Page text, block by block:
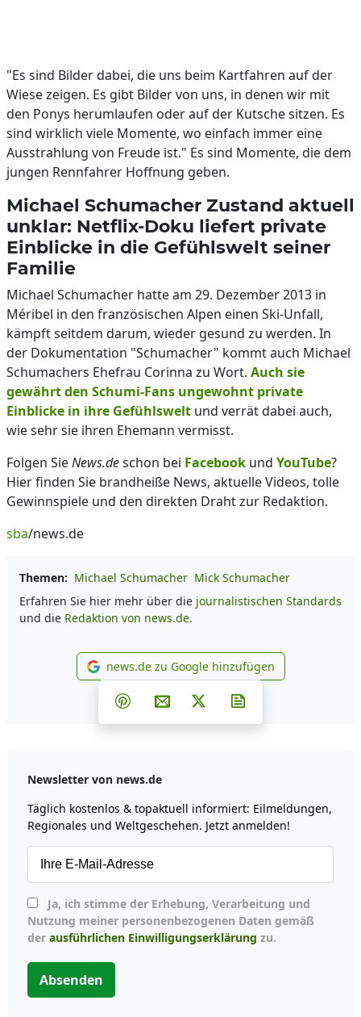
"Es sind Bilder dabei, die uns beim Kartfahren auf der
Wiese zeigen. Es gibt Bilder von uns, in denen wir mit
den Ponys herumlaufen oder auf der Kutsche sitzen. Es
sind wirklich viele Momente, wo einfach immer eine
Ausstrahlung von Freude ist." Es sind Momente, die dem
jungen Rennfahrer Hoffnung geben.
Michael Schumacher Zustand aktuell
unklar: Netflix-Doku liefert private
Einblicke in die Gefühlswelt seiner
Familie
Michael Schumacher hatte am 29. Dezember 2013 in
Méribel in den französischen Alpen einen Ski-Unfall,
kämpft seitdem darum, wieder gesund zu werden. In
der Dokumentation "Schumacher" kommt auch Michael
Schumachers Ehefrau Corinna zu Wort. Auch sie
gewährt den Schumi-Fans ungewohnt private
Einblicke in ihre Gefühlswelt und verrät dabei auch,
wie sehr sie ihren Ehemann vermisst.
Folgen SieNews.deschon bei Facebook und YouTube?
Hier finden Sie brandheiße News, aktuelle Videos, tolle
Gewinnspiele und den direkten Draht zur Redaktion.
sba/news.de
Themen: Michael Schumacher Mick Schumacher
Erfahren Sie hier mehr über die journalistischen Standards
und die Redaktion von news.de.
news.de zu Google
news.de zu Google hinzufügen
Teilen auf Facebook
Teilen auf Whatsapp
Teilen auf Telegram
Teilen auf Pinterest
Per E-Mail teilen
Post auf X
Newsletter von news.de
Täglich kostenlos & topaktuell informiert: Eilmeldungen,
Regionales und Weltgeschehen. Jetzt anmelden!
Nutzung meiner personenbezogenen Daten gemäß
der ausführlichen Einwilligungserklärung zu.
Absenden